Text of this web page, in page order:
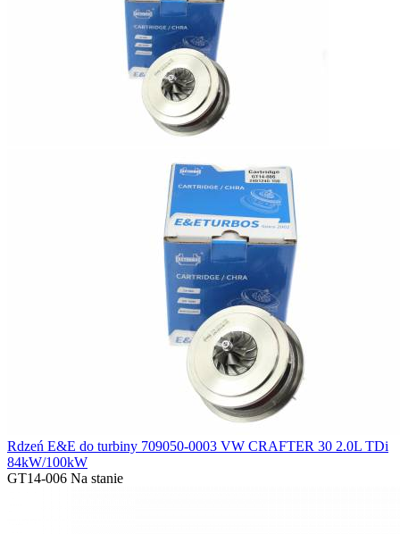
Rdzeń E&E do turbiny 709050-0003 VW CRAFTER 30 2.0L TDi
84kW/100kW
GT14-006 Na stanie